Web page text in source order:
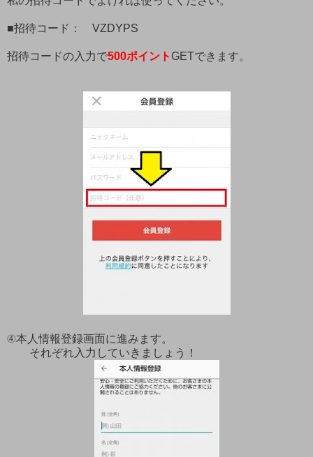
■招待コード： VZDYPS
招待コードの入力で500ポイント GETできます。
④本人情報登録画面に進みます。
それぞれ入力していきましょう！